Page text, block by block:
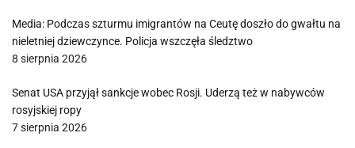
Media: Podczas szturmu imigrantów na Ceutę doszło do gwałtu na
nieletniej dziewczynce. Policja wszczęła śledztwo
8 sierpnia 2026
Senat USA przyjął sankcje wobec Rosji. Uderzą też w nabywców
rosyjskiej ropy
7 sierpnia 2026